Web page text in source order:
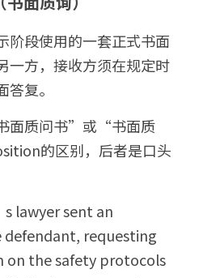
阶段使用的一套正式书面
一方，接收方须在规定时
复。
面质问书”或“书面质
的区别，后者是口头
lawyer sent an
requesting
on the safety protocols